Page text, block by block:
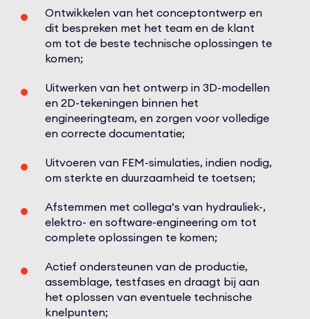
Ontwikkelen van het conceptontwerp en
dit bespreken met het team en de klant
om tot de beste technische oplossingen te
komen;
Uitwerken van het ontwerp in 3D-modellen
en 2D-tekeningen binnen het
engineeringteam, en zorgen voor volledige
en correcte documentatie;
Uitvoeren van FEM-simulaties, indien nodig,
om sterkte en duurzaamheid te toetsen;
Afstemmen met collega’s van hydrauliek-,
elektro- en software-engineering om tot
complete oplossingen te komen;
Actief ondersteunen van de productie,
assemblage, testfases en draagt bij aan
het oplossen van eventuele technische
knelpunten;